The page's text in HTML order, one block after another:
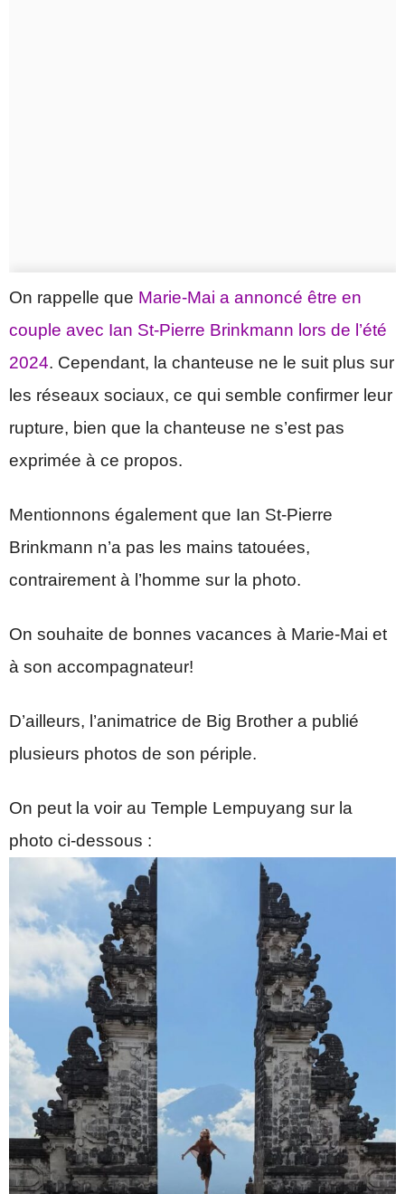
On rappelle que Marie-Mai a annoncé être en
couple avec Ian St-Pierre Brinkmann lors de l’été
2024. Cependant, la chanteuse ne le suit plus sur
les réseaux sociaux, ce qui semble confirmer leur
rupture, bien que la chanteuse ne s’est pas
exprimée à ce propos.
Mentionnons également que Ian St-Pierre
Brinkmann n’a pas les mains tatouées,
contrairement à l’homme sur la photo.
On souhaite de bonnes vacances à Marie-Mai et
à son accompagnateur!
D’ailleurs, l’animatrice de Big Brother a publié
plusieurs photos de son périple.
On peut la voir au Temple Lempuyang sur la
photo ci-dessous :